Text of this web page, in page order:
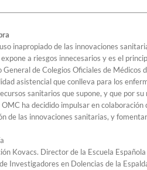
inapropiado de las innovaciones
a riesgos innecesarios y es el
de Colegios Oficiales de Médicos
asistencial que conlleva para los
sanitarios que supone, y que por
ha decidido impulsar en
de las innovaciones sanitarias, y
Kovacs. Director de la Escuela
Investigadores en Dolencias de la